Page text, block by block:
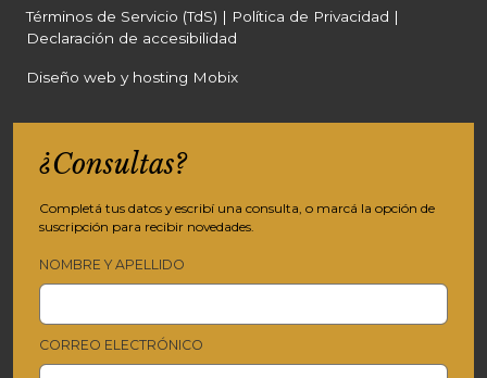
Términos de Servicio (TdS) | Política de Privacidad |
Declaración de accesibilidad
Diseño web y hosting Mobix
¿Consultas?
Completá tus datos y escribí una consulta, o marcá la opción de
suscripción para recibir novedades.
NOMBRE Y APELLIDO
CORREO ELECTRÓNICO